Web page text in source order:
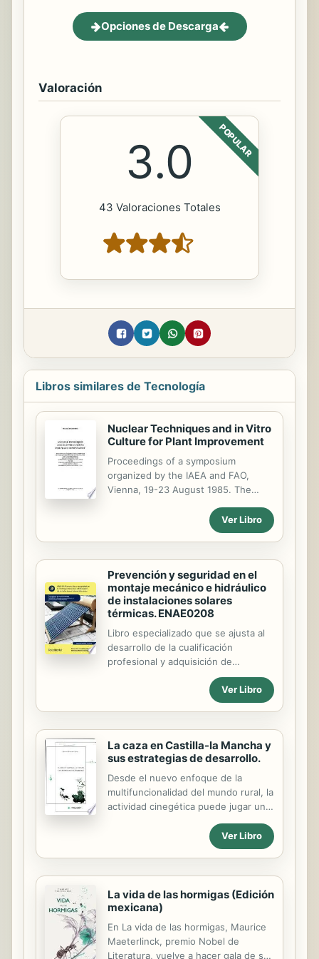
Opciones de Descarga
Valoración
POPULAR
3.0
43 Valoraciones Totales
Libros similares de Tecnología
Nuclear Techniques and in Vitro
Culture for Plant Improvement
Proceedings of a symposium
organized by the IAEA and FAO,
Vienna, 19-23 August 1985. The
for plant breeding purposes of
somaclonal variation, i.e. the
vitro culture with or without the
application of ionizing radiation or
other mutagens. Another issue was
finding ways and means of
maintaining the genetic integrity of
plants under in vitro conditions, such
integrity being of vital importance if
in vitro techniques are to be used to
propagate virus-free clones of
economically important plants, or to
preserve germplasm in gene...
Ver Libro
Prevención y seguridad en el
montaje mecánico e hidráulico
de instalaciones solares
térmicas. ENAE0208
Libro especializado que se ajusta al
desarrollo de la cualificación
profesional y adquisición de
certificados de profesionalidad.
Manual imprescindible para la
formación y la capacitación, que se
cualificación y dinamización del
conocimiento, como premisas para la
mejora de la empleabilidad y eficacia
para el desempeño del trabajo.
Ver Libro
La caza en Castilla-la Mancha y
sus estrategias de desarrollo.
Desde el nuevo enfoque de la
multifuncionalidad del mundo rural, la
actividad cinegética puede jugar un
papel decisivo generando una renta
complementaria a la obtenida
tradicionalmente en el medio agrario
en mantener vivos algunos de
nuestros territorios más
desfavorecidos y sometidos a
procesos de despoblamiento. Con el
objetivo de reflejar la importancia de
la caza en Castilla-La Mancha, el
Ver Libro
La vida de las hormigas (Edición
mexicana)
En La vida de las hormigas, Maurice
Maeterlinck, premio Nobel de
Literatura, vuelve a hacer gala de su